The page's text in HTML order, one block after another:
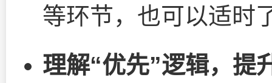
等环节，也可以适时
理解“优先”逻辑，提